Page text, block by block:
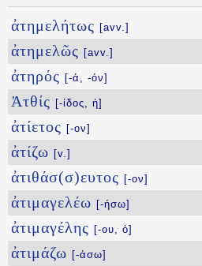
ἀτημελήτως [avv.]
ἀτημελῶς [avv.]
ἀτηρός [-ά, -όν]
Ἀτθίς [-ίδος, ἡ]
ἀτίετος [-ον]
ἀτίζω [v.]
ἀτιθάσ(σ)ευτος [-ον]
ἀτιμαγελέω [-ήσω]
ἀτιμαγέλης [-ου, ὁ]
ἀτιμάζω [-άσω]